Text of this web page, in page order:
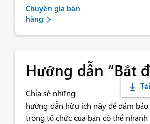
Chuyên gia bán
hàng
Hướng dẫn “Bắt
Chia sẻ những
hướng dẫn hữu ích này để đảm
trong tổ chức của bạn có thể